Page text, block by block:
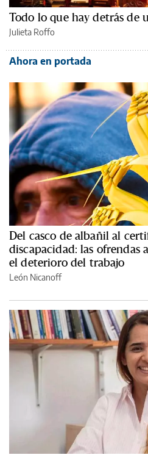
Todo lo que hay detrás de
Julieta Roffo
Ahora en portada
Del casco de albañil al
discapacidad: las ofrendas
el deterioro del trabajo
León Nicanoff